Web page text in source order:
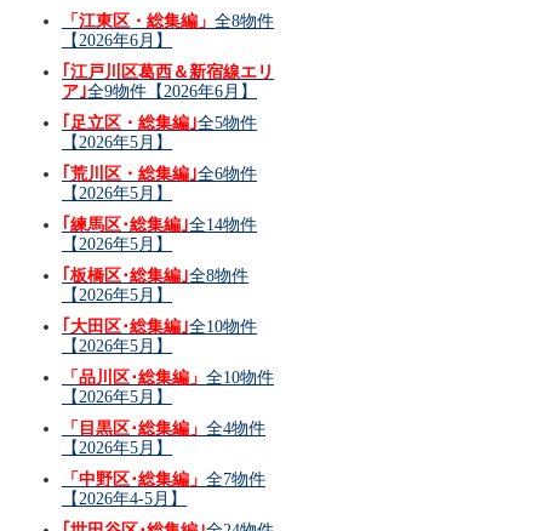
「江東区・総集編」 全8物件
【2026年6月】
｢江戸川区葛西＆新宿線エリ
ア｣全9物件【2026年6月】
｢足立区・総集編｣全5物件
【2026年5月】
｢荒川区・総集編｣全6物件
【2026年5月】
｢練馬区･総集編｣全14物件
【2026年5月】
｢板橋区･総集編｣全8物件
【2026年5月】
｢大田区･総集編｣全10物件
【2026年5月】
「品川区･総集編」 全10物件
【2026年5月】
「目黒区･総集編」 全4物件
【2026年5月】
「中野区･総集編」 全7物件
【2026年4-5月】